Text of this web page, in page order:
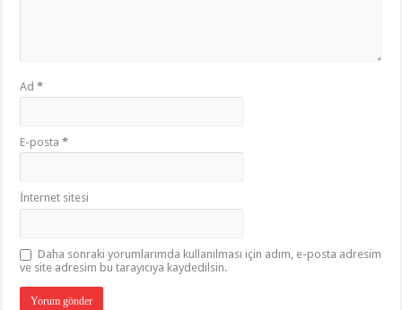
Ad*
E-posta*
İnternet sitesi
Daha sonraki yorumlarımda kullanılması için adım, e-posta adresim
ve site adresim bu tarayıcıya kaydedilsin.